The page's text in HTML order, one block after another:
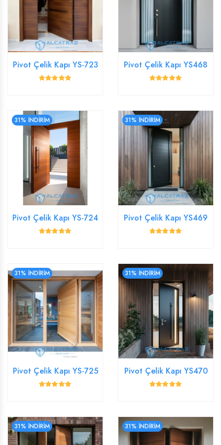
Pivot Çelik Kapı YS-723 Pivot Çelik Kapı YS468
31% İNDİRİM
Pivot Çelik Kapı YS-724
31% İNDİRİM
Pivot Çelik Kapı YS469
31% İNDİRİM
Pivot Çelik Kapı YS-725
31% İNDİRİM
Pivot Çelik Kapı YS470
31% İNDİRİM 31% İNDİRİM